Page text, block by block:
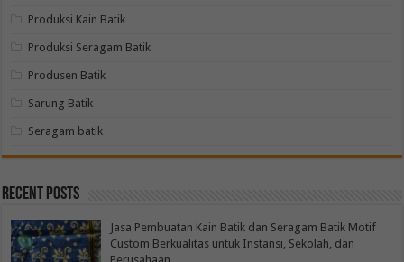
Produksi Kain Batik
Produksi Seragam Batik
Produsen Batik
Sarung Batik
Seragam batik
Recent Posts
Jasa Pembuatan Kain Batik dan Seragam Batik Motif
Custom Berkualitas untuk Instansi, Sekolah, dan